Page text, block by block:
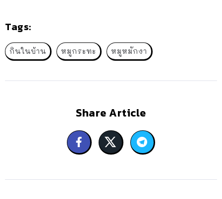
Tags:
กินในบ้าน หมูกระทะ หมูหมักงา
Share Article